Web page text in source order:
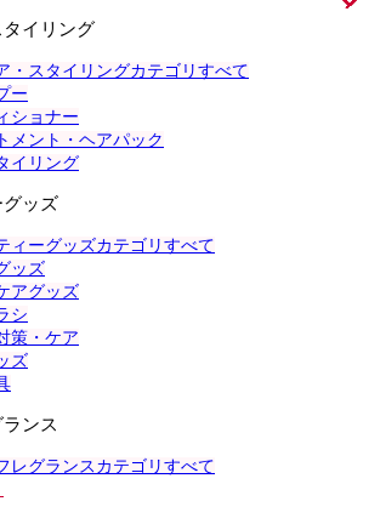
イリング
・スタイリングカテゴリすべて
ー
ショナー
メント・ヘアパック
イリング
グッズ
ィーグッズカテゴリすべて
ッズ
アグッズ
シ
策・ケア
ズ
ンス
レグランスカテゴリすべて